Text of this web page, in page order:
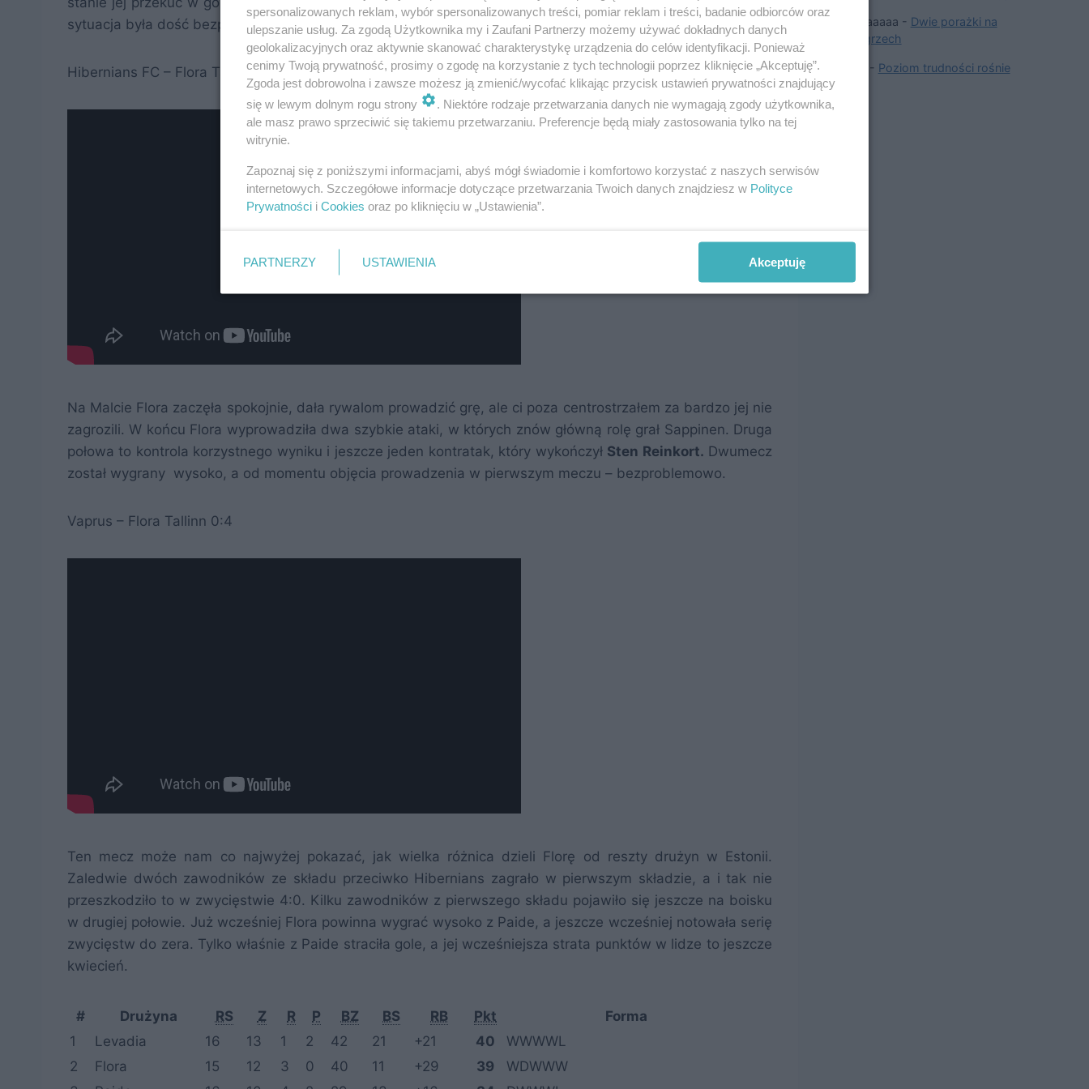
sytuacja była dość bezpieczna.
Hibernians FC – Flora Tallinn 0:3
Na Malcie Flora zaczęła spokojnie, dała rywalom prowadzić grę, ale ci poza centrostrzałem za bardzo jej nie
zagrozili. W końcu Flora wyprowadziła dwa szybkie ataki, w których znów główną rolę grał Sappinen. Druga
połowa to kontrola korzystnego wyniku i jeszcze jeden kontratak, który wykończył Sten Reinkort. Dwumecz
został wygrany wysoko, a od momentu objęcia prowadzenia w pierwszym meczu – bezproblemowo.
Vaprus – Flora Tallinn 0:4
Ten mecz może nam co najwyżej pokazać, jak wielka różnica dzieli Florę od reszty drużyn w Estonii.
Zaledwie dwóch zawodników ze składu przeciwko Hibernians zagrało w pierwszym składzie, a i tak nie
przeszkodziło to w zwycięstwie 4:0. Kilku zawodników z pierwszego składu pojawiło się jeszcze na boisku
w drugiej połowie. Już wcześniej Flora powinna wygrać wysoko z Paide, a jeszcze wcześniej notowała serię
zwycięstw do zera. Tylko właśnie z Paide straciła gole, a jej wcześniejsza strata punktów w lidze to jeszcze
kwiecień.
# Drużyna RS Z R P BZ BS RB Pkt
Forma
1
Levadia 16 13 1 2 42 21 +21 40
WWWWL
2
Flora 15 12 3 0 40 11 +29 39
WDWWW
aaaaaaaa - Dwie porażki na
Węgrzech
- Poziom trudności rośnie
spersonalizowanych reklam, wybór spersonalizowanych treści, pomiar reklam i treści, badanie odbiorców oraz
ulepszanie usług. Za zgodą Użytkownika my i Zaufani Partnerzy możemy używać dokładnych danych
geolokalizacyjnych oraz aktywnie skanować charakterystykę urządzenia do celów identyfikacji. Ponieważ
cenimy Twoją prywatność, prosimy o zgodę na korzystanie z tych technologii poprzez kliknięcie „Akceptuję”.
Zgoda jest dobrowolna i zawsze możesz ją zmienić/wycofać klikając przycisk ustawień prywatności znajdujący
się w lewym dolnym rogu strony
. Niektóre rodzaje przetwarzania danych nie wymagają zgody użytkownika,
ale masz prawo sprzeciwić się takiemu przetwarzaniu. Preferencje będą miały zastosowania tylko na tej
witrynie.
Zapoznaj się z poniższymi informacjami, abyś mógł świadomie i komfortowo korzystać z naszych serwisów
internetowych. Szczegółowe informacje dotyczące przetwarzania Twoich danych znajdziesz w Polityce
Prywatności i Cookies oraz po kliknięciu w „Ustawienia”.
PARTNERZY USTAWIENIA Akceptuję